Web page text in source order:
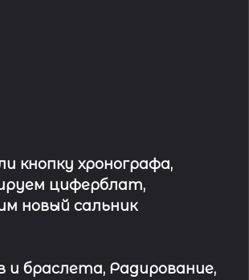
кнопку хронографа,
циферблат,
новый сальник
и браслета, Радирование,